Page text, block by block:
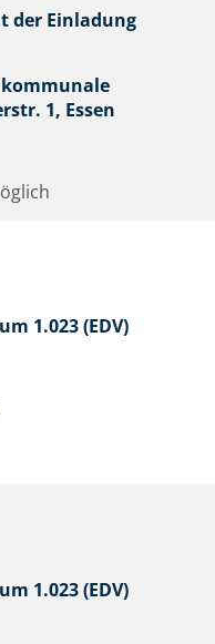
der Einladung
1, Essen
1.023 (EDV)
1.023 (EDV)